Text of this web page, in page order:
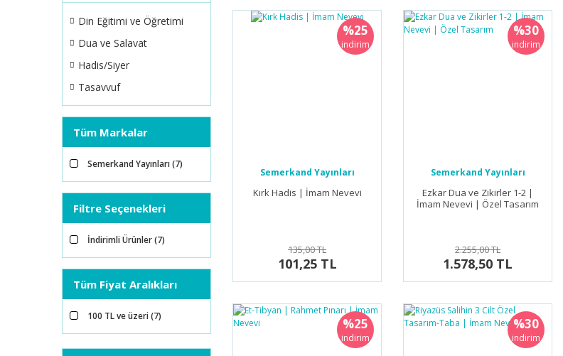
Din Eğitimi ve Öğretimi
Dua ve Salavat
Hadis/Siyer
Tasavvuf
Tüm Markalar
Semerkand Yayınları (7)
Filtre Seçenekleri
İndirimli Ürünler (7)
Tüm Fiyat Aralıkları
100 TL ve üzeri (7)
%25
indirim
Semerkand Yayınları
Kırk Hadis | İmam Nevevi
135,00 TL
101,25 TL
%30
indirim
Semerkand Yayınları
Ezkar Dua ve Zikirler 1-2 |
İmam Nevevi | Özel Tasarım
2.255,00 TL
1.578,50 TL
%25
indirim
%30
indirim